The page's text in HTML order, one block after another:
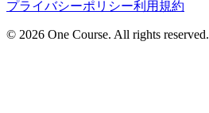
プライバシーポリシー利用規約
© 2026 One Course. All rights reserved.